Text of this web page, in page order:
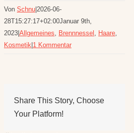
Von Schnu 2026-06-
28T15:27:17+02:00Januar 9th,
2023 Allgemeines, Brennnessel , Haare,
Kosmetik 1 Kommentar
Share This Story, Choose
Your Platform!